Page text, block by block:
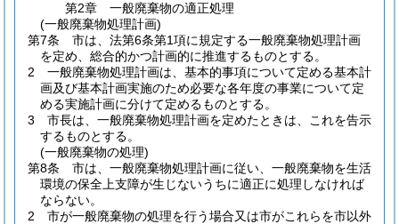
第2章
一般廃棄物の適正処理
(一般廃棄物処理計画)
第7条
市は、法第6条第1項に規定する一般廃棄物処理計画
を定め、総合的かつ計画的に推進するものとする。
2
一般廃棄物処理計画は、基本的事項について定める基本計
画及び基本計画実施のため必要な各年度の事業について定
める実施計画に分けて定めるものとする。
3
市長は、一般廃棄物処理計画を定めたときは、これを告示
するものとする。
(一般廃棄物の処理)
第8条
市は、一般廃棄物処理計画に従い、一般廃棄物を生活
環境の保全上支障が生じないうちに適正に処理しなければ
ならない。
2
市が一般廃棄物の処理を行う場合又は市がこれらを市以外